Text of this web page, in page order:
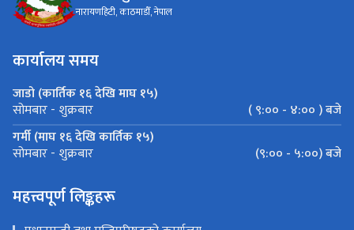
नारायणहिटी, काठमाडौँ, नेपाल
कार्यालय समय
जाडो (कार्तिक १६ देखि माघ १५)
सोमबार - शुक्रबार
( ९:०० - ४:०० ) बजे
गर्मी (माघ १६ देखि कार्तिक १५)
सोमबार - शुक्रबार (९:०० - ५:००) बजे
महत्त्वपूर्ण लिङ्कहरू